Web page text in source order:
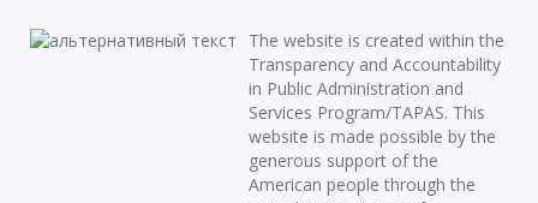
The website is created within the
Transparency and Accountability
in Public Administration and
Services Program/TAPAS. This
website is made possible by the
generous support of the
American people through the